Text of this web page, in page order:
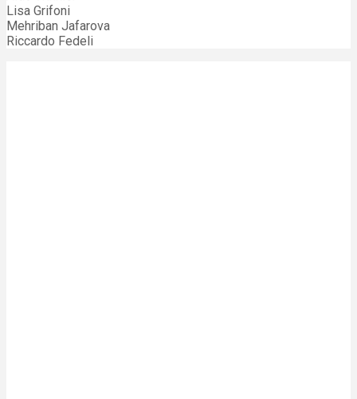
Lisa Grifoni
Mehriban Jafarova
Riccardo Fedeli